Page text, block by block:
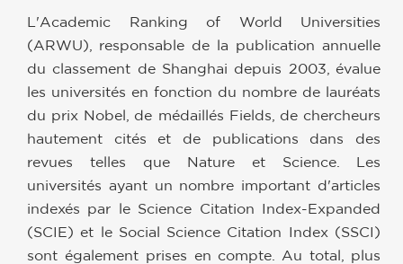
L'Academic Ranking of World Universities
(ARWU), responsable de la publication annuelle
du classement de Shanghai depuis 2003, évalue
les universités en fonction du nombre de lauréats
du prix Nobel, de médaillés Fields, de chercheurs
hautement cités et de publications dans des
revues telles que Nature et Science. Les
universités ayant un nombre important d'articles
indexés par le Science Citation Index-Expanded
(SCIE) et le Social Science Citation Index (SSCI)
sont également prises en compte. Au total, plus